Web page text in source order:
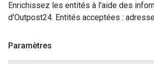
Enrichissez les entités à l'aide des
d'Outpost24. Entités acceptées :
Paramètres